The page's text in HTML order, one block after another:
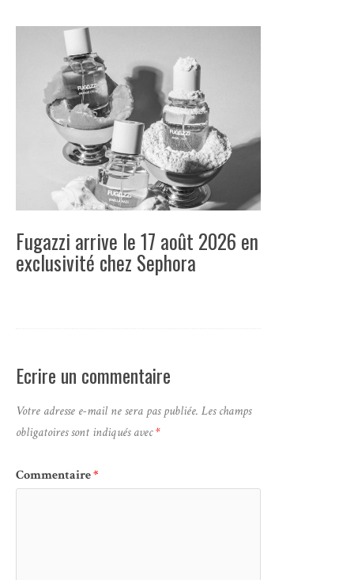
Fugazzi arrive le 17 août 2026 en
exclusivité chez Sephora
Ecrire un commentaire
Votre adresse e-mail ne sera pas publiée. Les champs
obligatoires sont indiqués avec*
Commentaire*